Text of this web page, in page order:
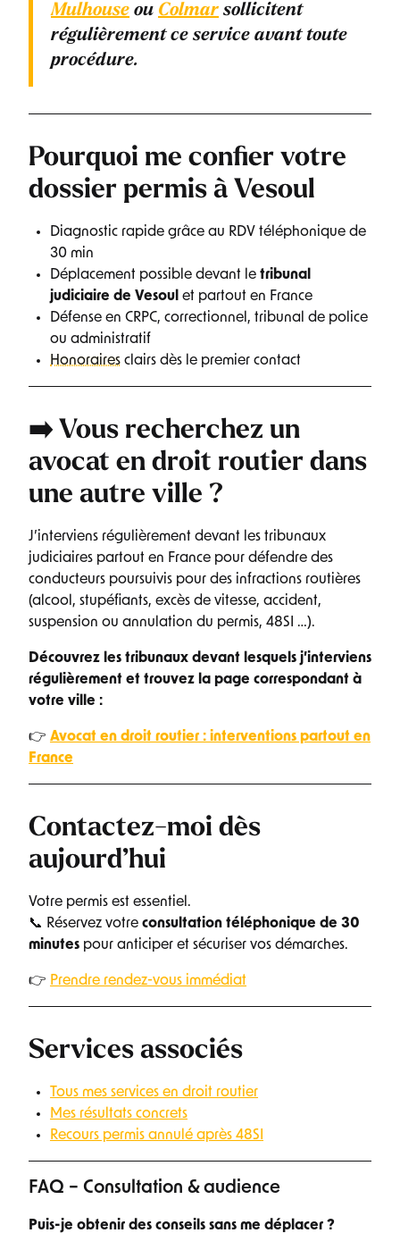
Mulhouse ou Colmar sollicitent
régulièrement ce service avant toute
procédure.
Pourquoi me confier votre
dossier permis à Vesoul
Diagnostic rapide grâce au RDV téléphonique de
30 min
Déplacement possible devant le tribunal
judiciaire de Vesoul et partout en France
Défense en CRPC, correctionnel, tribunal de police
ou administratif
Honoraires clairs dès le premier contact
➡️ Vous recherchez un
avocat en droit routier dans
une autre ville ?
J’interviens régulièrement devant les tribunaux
judiciaires partout en France pour défendre des
conducteurs poursuivis pour des infractions routières
(alcool, stupéfiants, excès de vitesse, accident,
suspension ou annulation du permis, 48SI …).
Découvrez les tribunaux devant lesquels j’interviens
régulièrement et trouvez la page correspondant à
votre ville :
👉 Avocat en droit routier : interventions partout en
France
Contactez-moi dès
aujourd’hui
Votre permis est essentiel.
📞 Réservez votre consultation téléphonique de 30
minutes pour anticiper et sécuriser vos démarches.
👉 Prendre rendez-vous immédiat
Services associés
Tous mes services en droit routier
Mes résultats concrets
Recours permis annulé après 48SI
FAQ – Consultation & audience
Puis-je obtenir des conseils sans me déplacer ?